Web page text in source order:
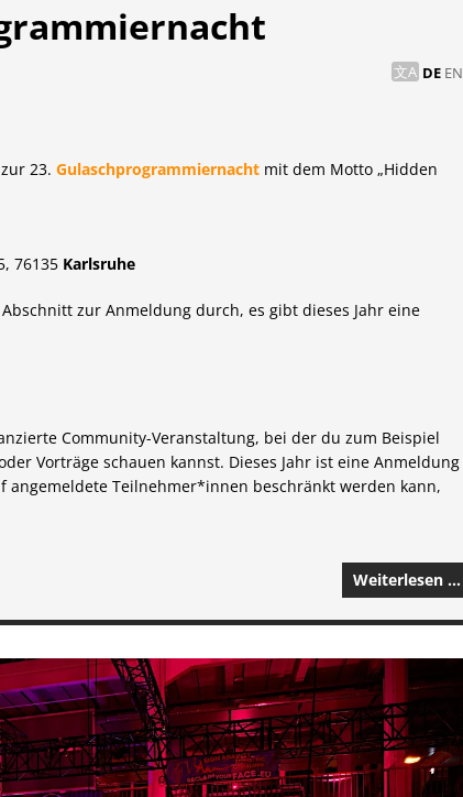
DE EN
23. Gulaschprogrammiernacht mit dem Motto „Hidden
76135 Karlsruhe
zur Anmeldung durch, es gibt dieses Jahr eine
Community-Veranstaltung, bei der du zum Beispiel
Vorträge schauen kannst. Dieses Jahr ist eine Anmeldung
angemeldete Teilnehmer*innen beschränkt werden kann,
Weiterlesen …